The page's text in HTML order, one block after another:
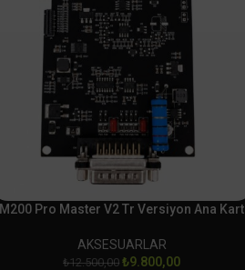
M200 Pro Master V2 Tr Versiyon Ana Kart
AKSESUARLAR
₺12.500,00 ₺9.800,00